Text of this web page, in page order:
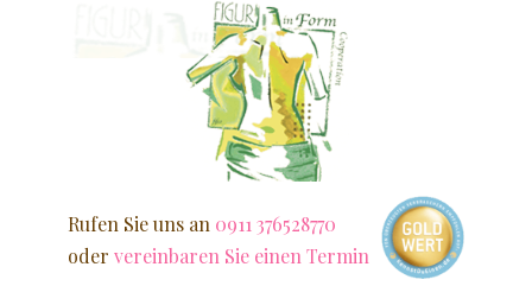
Rufen Sie uns an 0911 376528770
oder vereinbaren Sie einen Termin